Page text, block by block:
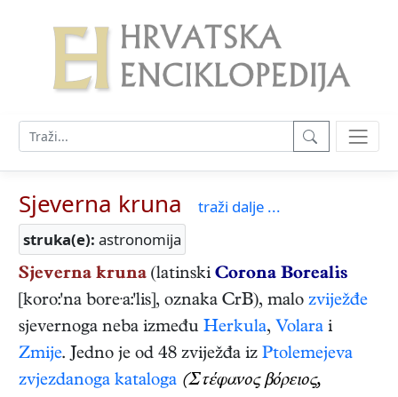
Sjeverna kruna
traži dalje ...
struka(e): astronomija
Sjeverna kruna (latinski Corona Borealis
[koro:'na bore·a:'lis], oznaka CrB), malo zviježđe
sjevernoga neba između Herkula, Volara i
Zmije. Jedno je od 48 zviježđa iz Ptolemejeva
zvjezdanoga kataloga (Στέφανος βόρειος,